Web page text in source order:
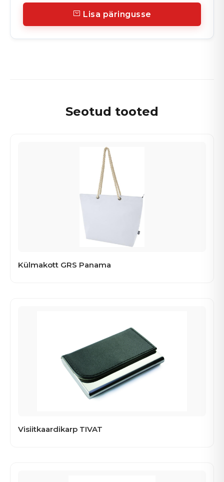
Lisa päringusse
Seotud tooted
Külmakott GRS Panama
Visiitkaardikarp TIVAT